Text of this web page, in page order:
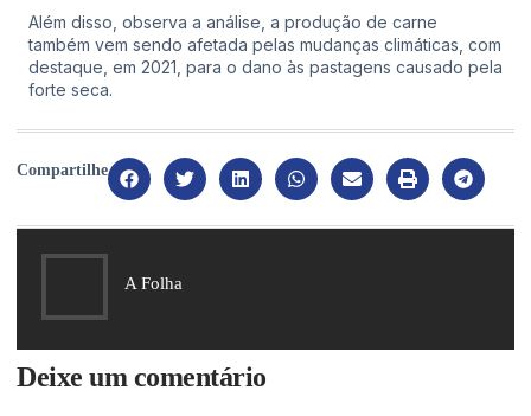
Além disso, observa a análise, a produção de carne
também vem sendo afetada pelas mudanças climáticas, com
destaque, em 2021, para o dano às pastagens causado pela
forte seca.
Compartilhe
A Folha
Deixe um comentário